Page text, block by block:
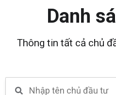
Danh
Thông tin tất cả chủ